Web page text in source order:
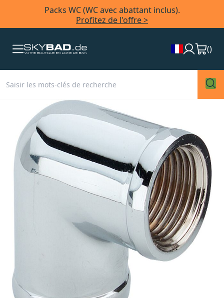
Packs WC (WC avec abattant inclus).
Profitez de l'offre >
()
images